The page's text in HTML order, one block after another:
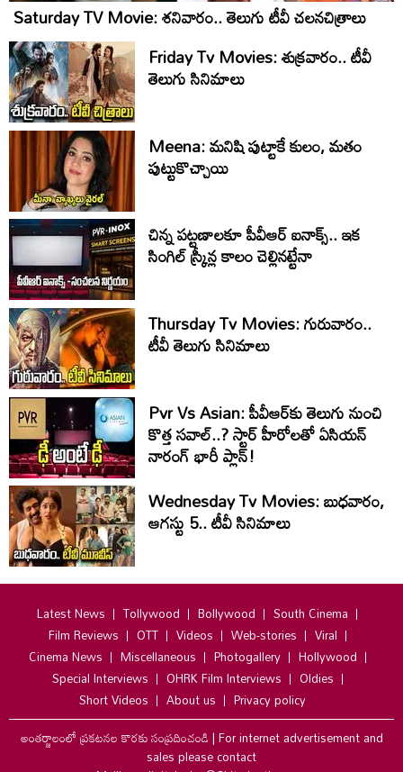
Saturday TV Movie: శ‌నివారం.. తెలుగు టీవీ చ‌ల‌న‌చిత్రాలు
Friday Tv Movies: శుక్ర‌వారం.. టీవీ
తెలుగు సినిమాలు
Meena: మనిషి పుట్టాకే కులం, మతం
పుట్టుకొచ్చాయి
చిన్న పట్టణాలకూ పీవీఆర్ ఐనాక్స్.. ఇక
సింగిల్ స్క్రీన్ల కాలం చెల్లినట్టేనా
Thursday Tv Movies: గురువారం..
టీవీ తెలుగు సినిమాలు
Pvr Vs Asian: పీవీఆర్‌కు తెలుగు నుంచి
కొత్త సవాల్..? స్టార్ హీరోలతో ఏసియన్
నారంగ్ భారీ ప్లాన్!
Wednesday Tv Movies: బుధవారం,
ఆగ‌స్టు 5.. టీవీ సినిమాలు
Latest News Tollywood Bollywood
South Cinema
Film Reviews
OTT Videos Web-stories
Viral
Cinema News
Miscellaneous Photogallery
Hollywood
Special Interviews
OHRK Film Interviews
Oldies
Short Videos
About us
Privacy policy
అంతర్జాలంలో ప్రకటనల కొరకు సంప్రదించండి|For internet advertisement and
sales please contact